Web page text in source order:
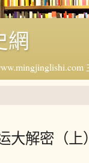
網
大解密（上）